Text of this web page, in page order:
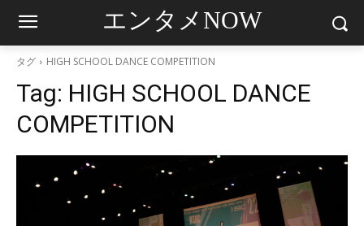
エンタメNOW
タグ HIGH SCHOOL DANCE COMPETITION
Tag: HIGH SCHOOL DANCE
COMPETITION